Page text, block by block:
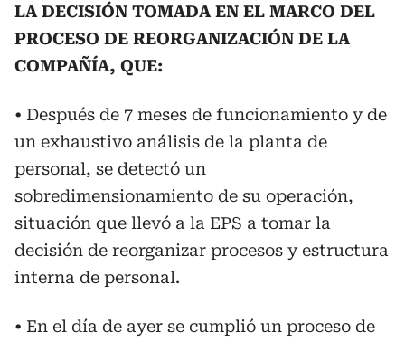
LA DECISIÓN TOMADA EN EL MARCO DEL
PROCESO DE REORGANIZACIÓN DE LA
COMPAÑÍA, QUE:
• Después de 7 meses de funcionamiento y de
un exhaustivo análisis de la planta de
personal, se detectó un
sobredimensionamiento de su operación,
situación que llevó a la EPS a tomar la
decisión de reorganizar procesos y estructura
interna de personal.
• En el día de ayer se cumplió un proceso de